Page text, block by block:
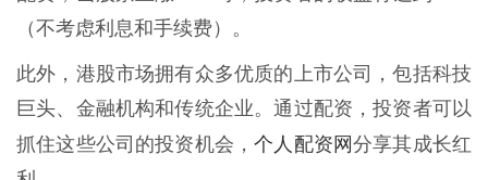
（不考虑利息和手续费）。
此外，港股市场拥有众多优质的上市公司，包括科技
巨头、金融机构和传统企业。通过配资，投资者可以
抓住这些公司的投资机会，个人配资网分享其成长红